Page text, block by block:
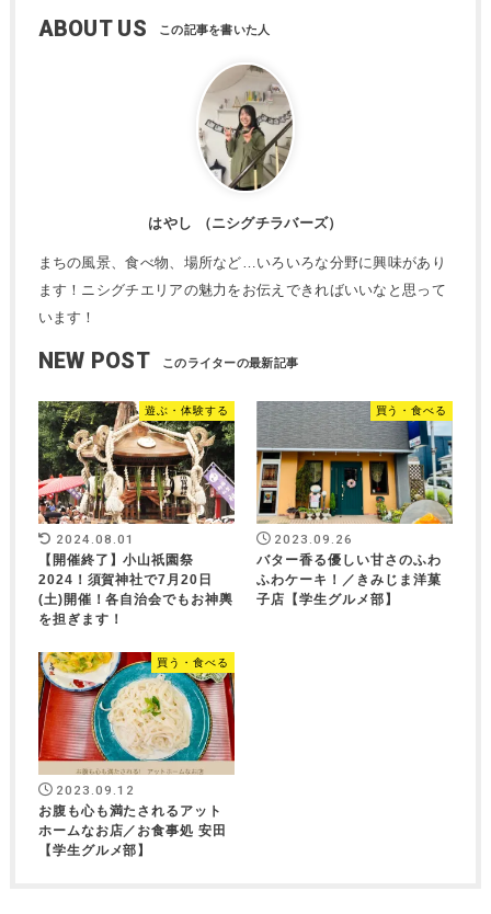
ABOUT US
はやし （ニシグチラバーズ）
まちの風景、食べ物、場所など…いろいろな分野に興味があり
ます！ニシグチエリアの魅力をお伝えできればいいなと思って
います！
NEW POST
遊ぶ・体験する
2024.08.01
【開催終了】小山祇園祭
2024！須賀神社で7月20日
(土)開催！各自治会でもお神輿
を担ぎます！
買う・食べる
2023.09.26
バター香る優しい甘さのふわ
ふわケーキ！／きみじま洋菓
子店【学生グルメ部】
買う・食べる
2023.09.12
お腹も心も満たされるアット
ホームなお店／お食事処 安田
【学生グルメ部】